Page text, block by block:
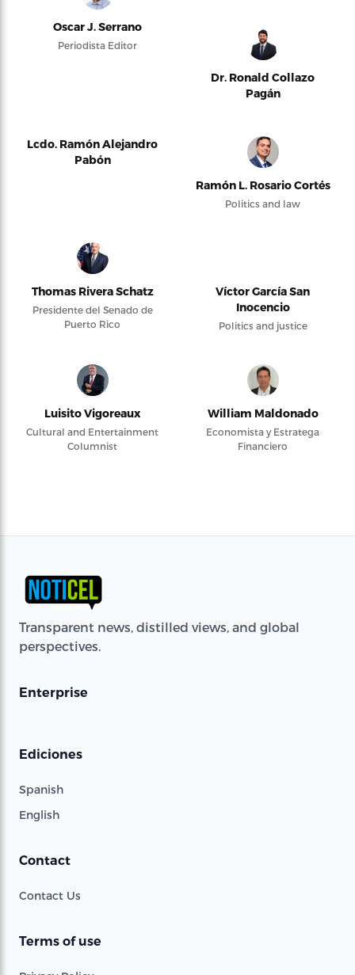
Oscar J. Serrano
Periodista Editor
Dr. Ronald Collazo
Pagán
Lcdo. Ramón Alejandro
Pabón
Ramón L. Rosario Cortés
Politics and law
Thomas Rivera Schatz
Presidente del Senado de
Puerto Rico
Víctor García San
Inocencio
Politics and justice
Luisito Vigoreaux
Cultural and Entertainment
Columnist
William Maldonado
Economista y Estratega
Financiero
Transparent news, distilled views, and global
perspectives.
Enterprise
Ediciones
Spanish
English
Contact
Contact Us
Terms of use